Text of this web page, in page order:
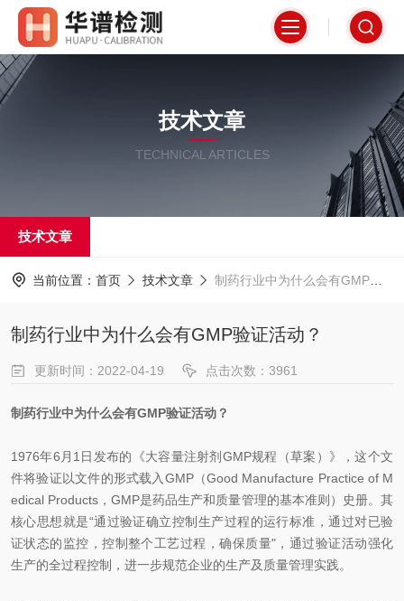
技术文章
TECHNICAL ARTICLES
技术文章
当前位置： 首页 技术文章 制药行业中为什么会有GMP验证活动？
制药行业中为什么会有GMP验证活动？
更新时间：2022-04-19 点击次数：3961
制药行业中为什么会有GMP验证活动？
1976年6月1日发布的《大容量注射剂GMP规程（草案）》，这个文
件将验证以文件的形式载入GMP（Good Manufacture Practice of M
edical Products，GMP是药品生产和质量管理的基本准则）
史册。其
核心思想就是“通过验证确立控制生产过程的运行标准，通过对已验
证状态的监控，控制整个工艺过程，确保质量"，通过验证活动强化
生产的全过程控制，进一步规范企业的生产及质量管理实践。